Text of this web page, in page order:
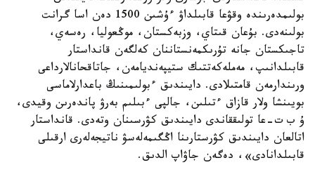
بولىمدەرىندە وقۋعا قابىلداۋ ءۇشىن 1500 دەن اسا گرانت
بولىنەدى. بۇعان قىتاي، وزبەكستان، موڭعوليا، رەسەي،
تاجىكستان جانە تۇرىكمەنستاننان كەلگەن قانداستار
قابىلدانىپ، مەملەكەتتىك ستيپەنديامەن، جاتاقحانالارداعى
ورىندارمەن قامتىلادى. دايىندىق ءبولىمىنىڭ باعدارلاماسى
بويىنشا ولار قازاق ءتىلىن، جالپى ءبىلىم بەرۋ پاندەرىن وقيدى،
ۇ ب ت-عا تولىققاندى دايىندىق كۋرسىنان وتەدى. قانداستار
اتالعان دايىندىق كۋرستارىنا اڭگىمەلەسۋ ناتيجەلەرى ارقىلى
قابىلدانادى»، دەگەن جاۋاپ الدىق.